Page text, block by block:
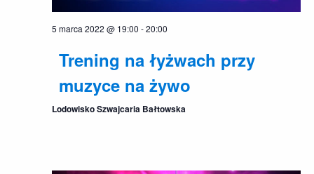
5 marca 2022 @ 19:00 -20:00
Trening na łyżwach przy
muzyce na żywo
Lodowisko Szwajcaria Bałtowska